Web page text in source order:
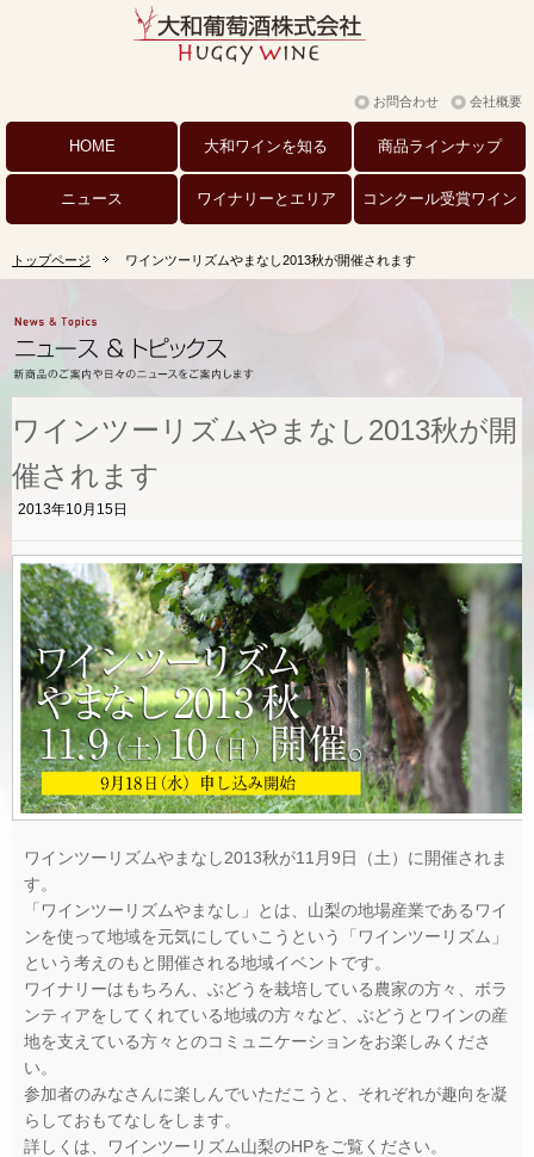
会社概要
お問合わせ
HOME 大和ワインを知る 商品ラインナップ
ニュース ワイナリーと エリア コンクール受賞ワイン
トップページ ワインツーリズムやまなし2013秋が開催されます
ワインツーリズムやまなし2013秋が開
催されます
2013年10月15日
ワインツーリズムやまなし2013秋が11月9日（土）に開催されま
す。
「ワインツーリズムやまなし」とは、山梨の地場産業であるワイ
ンを使って地域を元気にしていこうという「ワインツーリズム」
という考えのもと開催される地域イベントです。
ワイナリーはもちろん、ぶどうを栽培している農家の方々、ボラ
ンティアをしてくれている地域の方々など、ぶどうとワインの産
地を支えている方々とのコミュニケーションをお楽しみくださ
い。
参加者のみなさんに楽しんでいただこうと、それぞれが趣向を凝
らしておもてなしをします。
詳しくは、ワインツーリズム山梨のHPをご覧ください。